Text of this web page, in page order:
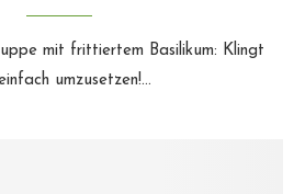
mit frittiertem Basilikum: Klingt
umzusetzen!…